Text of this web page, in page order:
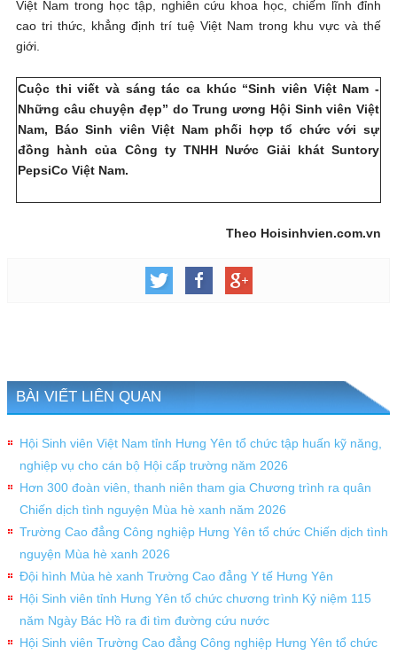
Việt Nam trong học tập, nghiên cứu khoa học, chiếm lĩnh đỉnh
cao tri thức, khẳng định trí tuệ Việt Nam trong khu vực và thế
giới.
Cuộc thi viết và sáng tác ca khúc “Sinh viên Việt Nam -
Những câu chuyện đẹp” do Trung ương Hội Sinh viên Việt
Nam, Báo Sinh viên Việt Nam phối hợp tổ chức với sự
đồng hành của Công ty TNHH Nước Giải khát Suntory
PepsiCo Việt Nam.
Theo Hoisinhvien.com.vn
BÀI VIẾT LIÊN QUAN
Hội Sinh viên Việt Nam tỉnh Hưng Yên tổ chức tập huấn kỹ năng,
nghiệp vụ cho cán bộ Hội cấp trường năm 2026
Hơn 300 đoàn viên, thanh niên tham gia Chương trình ra quân
Chiến dịch tình nguyện Mùa hè xanh năm 2026
Trường Cao đẳng Công nghiệp Hưng Yên tổ chức Chiến dịch tình
nguyện Mùa hè xanh 2026
Đội hình Mùa hè xanh Trường Cao đẳng Y tế Hưng Yên
Hội Sinh viên tỉnh Hưng Yên tổ chức chương trình Kỷ niệm 115
năm Ngày Bác Hồ ra đi tìm đường cứu nước
Hội Sinh viên Trường Cao đẳng Công nghiệp Hưng Yên tổ chức